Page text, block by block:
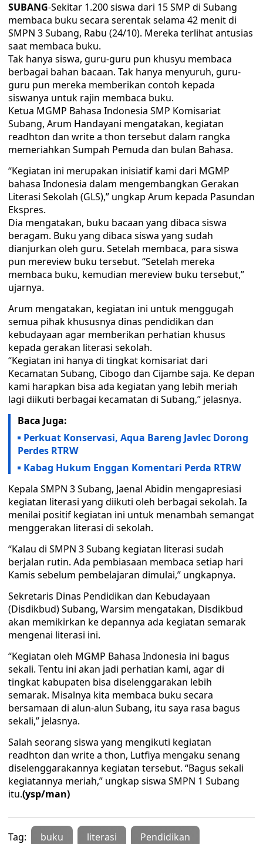
SUBANG-Sekitar 1.200 siswa dari 15 SMP di Subang
membaca buku secara serentak selama 42 menit di
SMPN 3 Subang, Rabu (24/10). Mereka terlihat antusias
saat membaca buku.
Tak hanya siswa, guru-guru pun khusyu membaca
berbagai bahan bacaan. Tak hanya menyuruh, guru-
guru pun mereka memberikan contoh kepada
siswanya untuk rajin membaca buku.
Ketua MGMP Bahasa Indonesia SMP Komisariat
Subang, Arum Handayani mengatakan, kegiatan
readhton dan write a thon tersebut dalam rangka
memeriahkan Sumpah Pemuda dan bulan Bahasa.
“Kegiatan ini merupakan inisiatif kami dari MGMP
bahasa Indonesia dalam mengembangkan Gerakan
Literasi Sekolah (GLS),” ungkap Arum kepada Pasundan
Ekspres.
Dia mengatakan, buku bacaan yang dibaca siswa
beragam. Buku yang dibaca siswa yang sudah
dianjurkan oleh guru. Setelah membaca, para siswa
pun mereview buku tersebut. “Setelah mereka
membaca buku, kemudian mereview buku tersebut,”
ujarnya.
Arum mengatakan, kegiatan ini untuk menggugah
semua pihak khususnya dinas pendidikan dan
kebudayaan agar memberikan perhatian khusus
kepada gerakan literasi sekolah.
“Kegiatan ini hanya di tingkat komisariat dari
Kecamatan Subang, Cibogo dan Cijambe saja. Ke depan
kami harapkan bisa ada kegiatan yang lebih meriah
lagi diikuti berbagai kecamatan di Subang,” jelasnya.
Baca Juga:
Perkuat Konservasi, Aqua Bareng Javlec Dorong
Perdes RTRW
Kabag Hukum Enggan Komentari Perda RTRW
Kepala SMPN 3 Subang, Jaenal Abidin mengapresiasi
kegiatan literasi yang diikuti oleh berbagai sekolah. Ia
menilai positif kegiatan ini untuk menambah semangat
menggerakan literasi di sekolah.
“Kalau di SMPN 3 Subang kegiatan literasi sudah
berjalan rutin. Ada pembiasaan membaca setiap hari
Kamis sebelum pembelajaran dimulai,” ungkapnya.
Sekretaris Dinas Pendidikan dan Kebudayaan
(Disdikbud) Subang, Warsim mengatakan, Disdikbud
akan memikirkan ke depannya ada kegiatan semarak
mengenai literasi ini.
“Kegiatan oleh MGMP Bahasa Indonesia ini bagus
sekali. Tentu ini akan jadi perhatian kami, agar di
tingkat kabupaten bisa diselenggarakan lebih
semarak. Misalnya kita membaca buku secara
bersamaan di alun-alun Subang, itu saya rasa bagus
sekali,” jelasnya.
Salah seorang siswa yang mengikuti kegiatan
readhton dan write a thon, Lutfiya mengaku senang
diselenggarakannya kegiatan tersebut. “Bagus sekali
kegiatannya meriah,” ungkap siswa SMPN 1 Subang
itu.(ysp/man)
Tag: buku literasi Pendidikan